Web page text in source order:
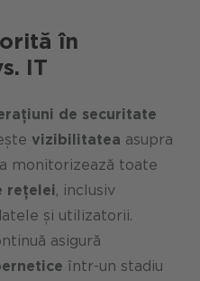
în
IT
de securitate
vizibilitatea asupra
monitorizează toate
rețelei, inclusiv
și utilizatorii.
asigură
într-un stadiu